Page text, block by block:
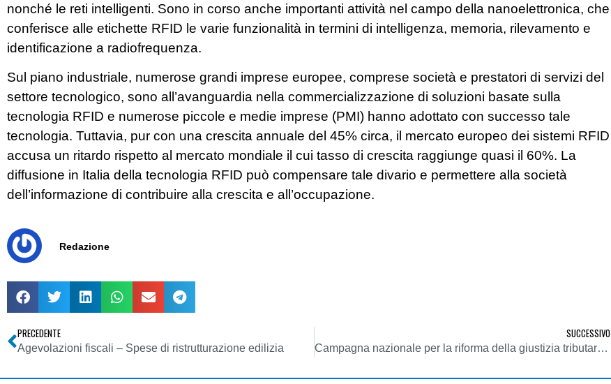
nonché le reti intelligenti. Sono in corso anche importanti attività nel campo della nanoelettronica, che
conferisce alle etichette RFID le varie funzionalità in termini di intelligenza, memoria, rilevamento e
identificazione a radiofrequenza.
Sul piano industriale, numerose grandi imprese europee, comprese società e prestatori di servizi del
settore tecnologico, sono all’avanguardia nella commercializzazione di soluzioni basate sulla
tecnologia RFID e numerose piccole e medie imprese (PMI) hanno adottato con successo tale
tecnologia. Tuttavia, pur con una crescita annuale del 45% circa, il mercato europeo dei sistemi RFID
accusa un ritardo rispetto al mercato mondiale il cui tasso di crescita raggiunge quasi il 60%. La
diffusione in Italia della tecnologia RFID può compensare tale divario e permettere alla società
dell’informazione di contribuire alla crescita e all’occupazione.
Redazione
PRECEDENTE
Agevolazioni fiscali – Spese di ristrutturazione edilizia
SUCCESSIVO
Campagna nazionale per la riforma della giustizia tributaria e per un giusto processo tributario